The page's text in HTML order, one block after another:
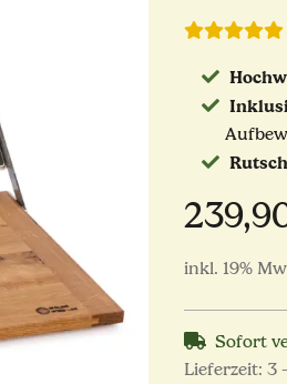
inkl. 19%
Sofort
Lieferzeit: 3